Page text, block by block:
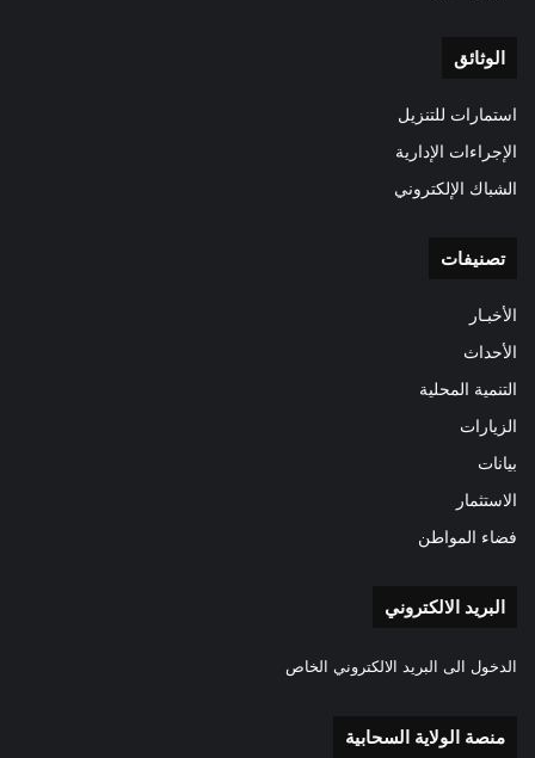
الوثائق
استمارات للتنزيل
الإجراءات الإدارية
الشباك الإلكتروني
تصنيفات
الأخبـار
الأحداث
التنمية المحلية
الزيارات
بيانات
الاستثمار
فضاء المواطن
البريد الالكتروني
الدخول الى البريد الالكتروني الخاص
منصة الولاية السحابية